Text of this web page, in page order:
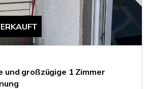
großzügige 1 Zimmer